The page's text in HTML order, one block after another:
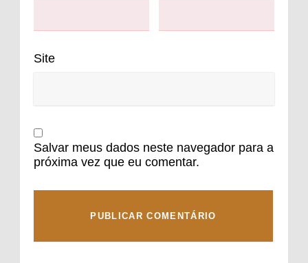
Site
Salvar meus dados neste navegador para a
próxima vez que eu comentar.